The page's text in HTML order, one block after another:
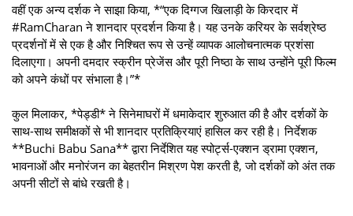
वहीं एक अन्य दर्शक ने साझा किया, *“एक दिग्गज खिलाड़ी के किरदार में
#RamCharan ने शानदार प्रदर्शन किया है। यह उनके करियर के सर्वश्रेष्ठ
प्रदर्शनों में से एक है और निश्चित रूप से उन्हें व्यापक आलोचनात्मक प्रशंसा
दिलाएगा। अपनी दमदार स्क्रीन प्रेजेंस और पूरी निष्ठा के साथ उन्होंने पूरी फिल्म
को अपने कंधों पर संभाला है।”*
कुल मिलाकर, *पेड्डी* ने सिनेमाघरों में धमाकेदार शुरुआत की है और दर्शकों के
साथ-साथ समीक्षकों से भी शानदार प्रतिक्रियाएं हासिल कर रही है। निर्देशक
**Buchi Babu Sana** द्वारा निर्देशित यह स्पोर्ट्स-एक्शन ड्रामा एक्शन,
भावनाओं और मनोरंजन का बेहतरीन मिश्रण पेश करती है, जो दर्शकों को अंत तक
अपनी सीटों से बांधे रखती है।